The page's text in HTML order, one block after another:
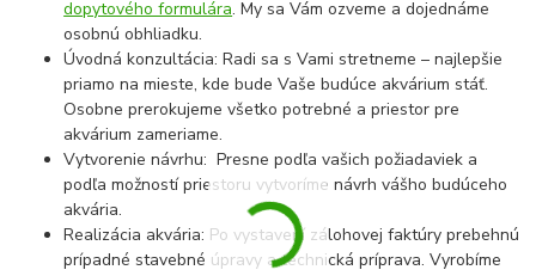
dopytového formulára. My sa Vám ozveme a dojednáme
osobnú obhliadku.
Úvodná konzultácia: Radi sa s Vami stretneme – najlepšie
priamo na mieste, kde bude Vaše budúce akvárium stáť.
Osobne prerokujeme všetko potrebné a priestor pre
akvárium zameriame.
Vytvorenie návrhu: Presne podľa vašich požiadaviek a
podľa možností priestoru vytvoríme návrh vášho budúceho
akvária.
Realizácia akvária: Po vystavení zálohovej faktúry prebehnú
prípadné stavebné úpravy a technická príprava. Vyrobíme